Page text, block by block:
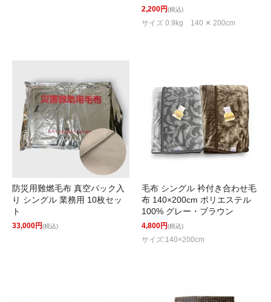
2,200円(税込)
サイズ 0.9kg 140 ✕ 200cm
防災用難燃毛布 真空パック入
り シングル 業務用 10枚セッ
ト
33,000円(税込)
毛布 シングル 衿付き合わせ毛
布 140×200cm ポリエステル
100% グレー・ブラウン
4,800円(税込)
サイズ:140×200cm